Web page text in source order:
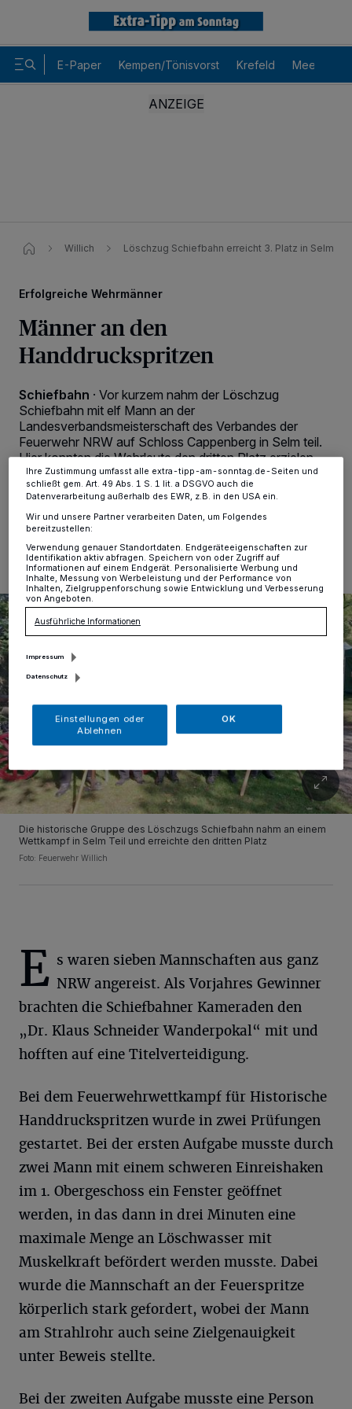
E-Paper Kempen/Tönisvorst Krefeld Meerbusch
Willich Löschzug Schiefbahn erreicht 3. Platz in Selm
Erfolgreiche Wehrmänner
Männer an den
Handdruckspritzen
Schiefbahn · Vor kurzem nahm der Löschzug
Schiefbahn mit elf Mann an der
Landesverbandsmeisterschaft des Verbandes der
Feuerwehr NRW auf Schloss Cappenberg in Selm teil.
Hier konnten die Wehrleute den dritten Platz erzielen.
24.09.2023 , 14:21 Uhr 2 Minuten Lesezeit
Die historische Gruppe des Löschzugs Schiefbahn nahm an einem
Wettkampf in Selm Teil und erreichte den dritten Platz
Foto: Feuerwehr Willich
E s waren sieben Mannschaften aus ganz
NRW angereist. Als Vorjahres Gewinner
brachten die Schiefbahner Kameraden den
„Dr. Klaus Schneider Wanderpokal“ mit und
hofften auf eine Titelverteidigung.
Bei dem Feuerwehrwettkampf für Historische
Handdruckspritzen wurde in zwei Prüfungen
gestartet. Bei der ersten Aufgabe musste durch
zwei Mann mit einem schweren Einreishaken
im 1. Obergeschoss ein Fenster geöffnet
werden, in das dann in drei Minuten eine
maximale Menge an Löschwasser mit
Muskelkraft befördert werden musste. Dabei
wurde die Mannschaft an der Feuerspritze
körperlich stark gefordert, wobei der Mann
am Strahlrohr auch seine Zielgenauigkeit
unter Beweis stellte.
Bei der zweiten Aufgabe musste eine Person
personenbezogene Daten wie Browserdaten oder eindeutige
Kennungen auf Ihrem Gerät zu. Durch Auswahl von OK aktivieren Sie
Tracking-Technologien für die unter „Wir und unsere Partner
verarbeiten Daten, um Ihnen Dienste bereitzustellen“ aufgeführten
Anzeigen möglicherweise nicht mehr so relevant für Sie. Sie können
dieses Menü jederzeit wieder aufrufen, um Ihre Einstellungen zu
ändern oder Ihre Einwilligung zu widerrufen, indem Sie auf den Link
Einstellungen oder Ablehnen am unteren Rand der Webseite klicken.
Ihre Einstellungen gelten innerhalb unseres Website. Weitere
Informationen finden Sie in unserer Datenschutzerklärung.
Ihre Zustimmung umfasst alle extra-tipp-am-sonntag.de-Seiten und
schließt gem. Art. 49 Abs. 1 S. 1 lit. a DSGVO auch die
Datenverarbeitung außerhalb des EWR, z.B. in den USA ein.
Wir und unsere Partner verarbeiten Daten, um Folgendes
bereitzustellen:
Verwendung genauer Standortdaten. Endgeräteeigenschaften zur
Identifikation aktiv abfragen. Speichern von oder Zugriff auf
Informationen auf einem Endgerät. Personalisierte Werbung und
Inhalte, Messung von Werbeleistung und der Performance von
Inhalten, Zielgruppenforschung sowie Entwicklung und Verbesserung
von Angeboten.
Ausführliche Informationen
Impressum
Datenschutz
Einstellungen oder
Ablehnen
OK